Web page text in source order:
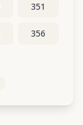
351
356